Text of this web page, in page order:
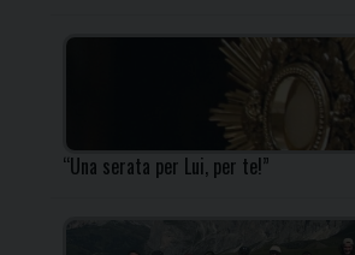
“Una serata per Lui, per te!”